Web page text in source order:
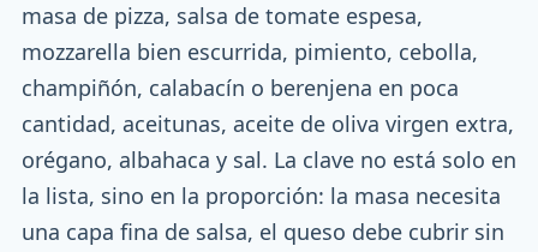
masa de pizza, salsa de tomate espesa,
mozzarella bien escurrida, pimiento, cebolla,
champiñón, calabacín o berenjena en poca
cantidad, aceitunas, aceite de oliva virgen extra,
orégano, albahaca y sal. La clave no está solo en
la lista, sino en la proporción: la masa necesita
una capa fina de salsa, el queso debe cubrir sin